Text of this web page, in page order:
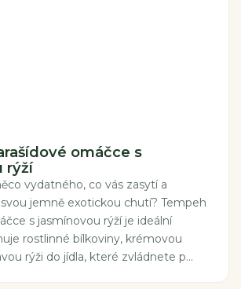
omáčce s
rýží
vydatného, co vás zasytí a
jemně exotickou chutí? Tempeh
s jasmínovou rýží je ideální
rostlinné bílkoviny, krémovou
rýži do jídla, které zvládnete p...